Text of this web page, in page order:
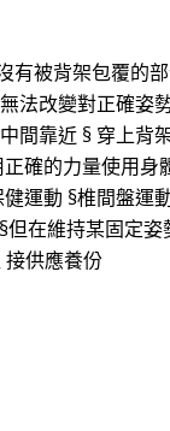
被背架包覆的
法改變對正確姿
間靠近 § 穿上
確的力量使用
運動 §椎間盤
在維持某固定
接供應養份